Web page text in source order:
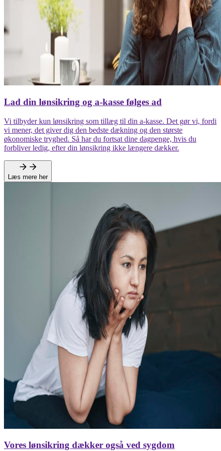
Lad din lønsikring og a-kasse følges ad
Vi tilbyder kun lønsikring som tillæg til din a-kasse. Det gør vi, fordi
vi mener, det giver dig den bedste dækning og den største
økonomiske tryghed. Så har du fortsat dine dagpenge, hvis du
forbliver ledig, efter din lønsikring ikke længere dækker.
Læs mere her
Vores lønsikring dækker også ved sygdom